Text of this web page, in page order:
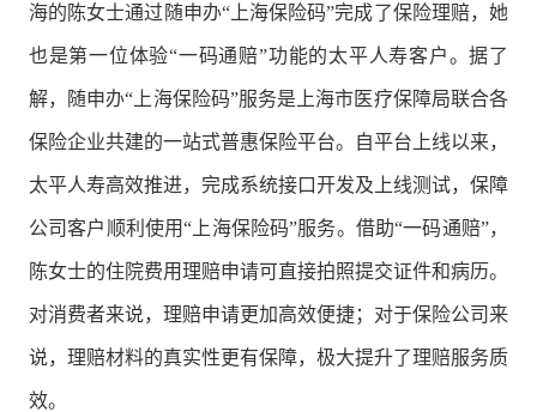
海的陈女士通过随申办“上海保险码”完成了保险理赔，她
也是第一位体验“一码通赔”功能的太平人寿客户。据了
解，随申办“上海保险码”服务是上海市医疗保障局联合各
保险企业共建的一站式普惠保险平台。自平台上线以来，
太平人寿高效推进，完成系统接口开发及上线测试，保障
公司客户顺利使用“上海保险码”服务。借助“一码通赔”，
陈女士的住院费用理赔申请可直接拍照提交证件和病历。
对消费者来说，理赔申请更加高效便捷；对于保险公司来
说，理赔材料的真实性更有保障，极大提升了理赔服务质
效。